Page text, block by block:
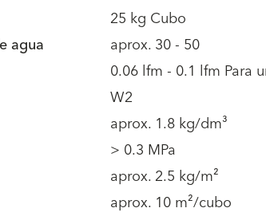
25 kg Cubo
agua
aprox. 30 - 50
0.06 lfm - 0.1 lfm Para
W2
aprox. 1.8 kg/dm³
> 0.3 MPa
aprox. 2.5 kg/m²
aprox. 10 m²/cubo